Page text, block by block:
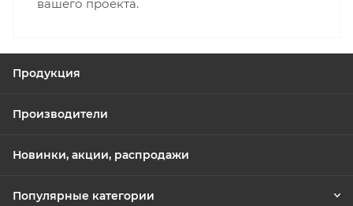
вашего проекта.
Продукция
Производители
Новинки, акции, распродажи
Популярные категории